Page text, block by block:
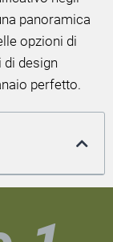
panoramica
opzioni di
di design
perfetto.